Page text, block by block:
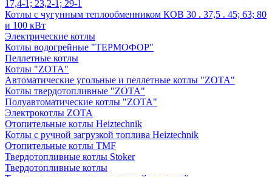
17,4-1; 23,2-1; 29-1
Котлы с чугунным теплообменником КОВ 30 . 37,5 . 45; 63; 80
и 100 кВт
Электрические котлы
Котлы водогрейные "ТЕРМОФОР"
Пеллетные котлы
Котлы "ZOTA"
Автоматические угольные и пеллетные котлы "ZOTA"
Котлы твердотопливные "ZOTA"
Полуавтоматические котлы "ZOTA"
Электрокотлы ZOTA
Отопительные котлы Heiztechnik
Котлы с ручной загрузкой топлива Heiztechnik
Отопительные котлы TMF
Твердотопливные котлы Stoker
Твердотопливные котлы